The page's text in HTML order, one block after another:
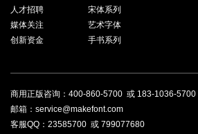
人才招聘
媒体关注
创新资金
宋体系列
艺术字体
手书系列
商用正版咨询： 400-860-5700 或 183-1036-5700
邮箱：service@makefont.com
客服QQ： 23585700 或 799077680